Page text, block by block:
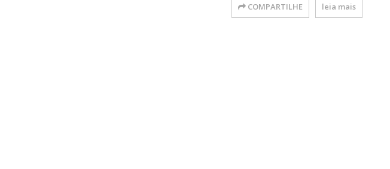
COMPARTILHE leia mais